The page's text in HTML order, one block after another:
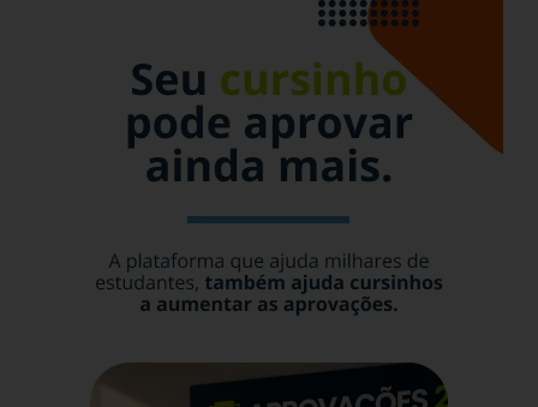
A plataforma mais
completa do Brasil para
vestibulares e Enem
de alunos a conquistarem uma vaga na universidade.